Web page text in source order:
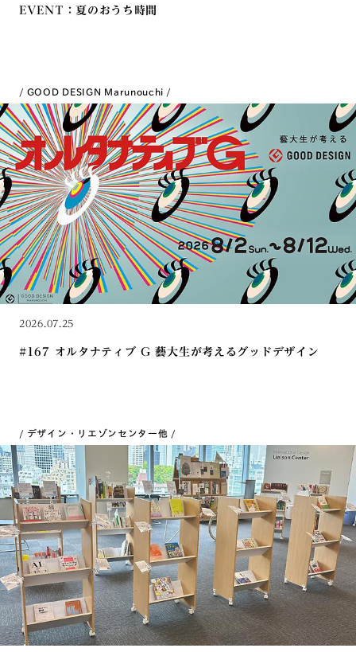
EVENT：夏のおうち時間
GOOD DESIGN Marunouchi
2026.07.25
#167 オルタナティブ G 藝大生が考えるグッドデザイン
デザイン・リエゾンセンター他